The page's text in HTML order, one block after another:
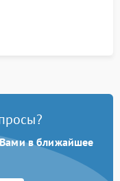
на тестовых
и кнопок
Вами в ближайшее